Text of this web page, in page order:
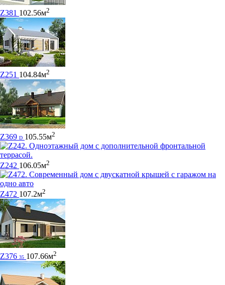
Z381 102.56м2
Z251 104.84м2
Z369 D 105.55м2
Z242 106.05м2
Z472 107.2м2
Z376 35 107.66м2